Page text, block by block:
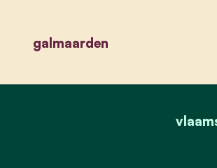
galmaarden